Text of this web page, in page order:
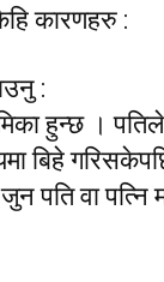
कारणहरु :
:
हुन्छ । पतिले
बिहे
पति वा